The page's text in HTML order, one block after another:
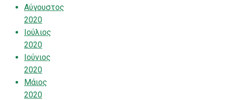
Αύγουστος
2020
Ιούλιος
2020
Ιούνιος
2020
Μάιος
2020